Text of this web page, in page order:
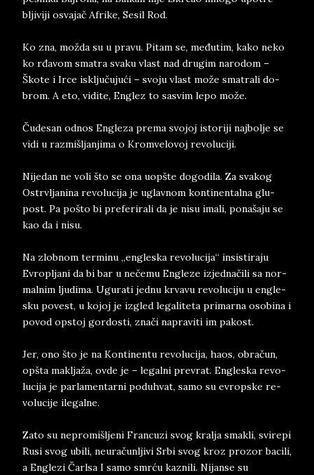
blji­vi­ji osva­jač Afri­ke, Se­sil Ro­d.
Ko zna, možda su u pra­vu. Pi­tam se, međutim, kako neko
ko rđa­vom sma­tra sva­ku vlast nad dru­gim na­ro­dom –
Škote i Irce isključujući – svo­ju vlast može sma­trali do­
brom. A eto, vi­di­te, En­glez to sa­svim lepo može.
Čude­san od­nos En­gle­za pre­ma svo­joj isto­ri­ji naj­bol­je se
vidi u raz­mišljan­ji­ma o Krom­vel­o­voj re­vo­lu­ci­ji.
Ni­je­dan ne voli što se ona uop­šte do­go­di­la. Za sva­kog
Ostrv­lja­ni­na re­vo­lu­ci­ja je uglav­nom kon­ti­nen­tal­na glu­
post. Pa pošto bi pre­fe­ri­ra­li da je nisu ima­li, ponašaju se
kao da i nisu.
Na zlob­nom ter­mi­nu „en­gle­ska re­vo­lu­ci­ja“ in­si­sti­ra­ju
Evro­plja­ni da bi bar u nečemu En­gle­ze iz­jed­načili sa nor­
mal­nim lju­di­ma. Ugu­ra­ti jed­nu kr­va­vu re­vo­lu­ci­ju u en­gle­
sku po­vest, u ko­joj je iz­gled le­ga­li­te­ta pri­mar­na oso­bi­na i
po­vod op­stoj gor­do­sti, znači na­pra­vi­ti im pa­kost.
Jer, ono što je na Kon­ti­nen­tu re­vo­l­u­ci­ja, haos, obračun,
opšta ma­kljaža, ovde je – le­gal­ni pre­vrat. En­gle­ska re­vo­
lu­ci­ja je par­la­men­ta­rni po­du­hvat, samo su evrop­ske re­
vo­lu­ci­je ile­gal­ne.
Zato su ne­pro­mi­šlje­ni Fran­cu­zi svog kral­ja sma­kli, svi­re­pi
Rusi svog ubi­li, ne­u­račun­lji­vi Srbi svog kroz pro­zor ba­ci­li,
a En­gle­zi Čar­l­sa I samo smrću ka­zni­li. Ni­jan­se su